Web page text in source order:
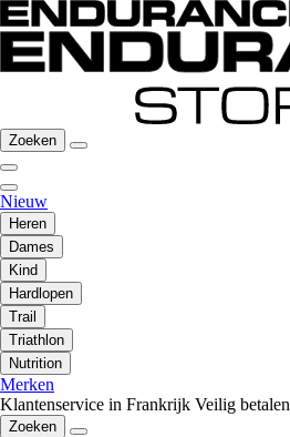
Zoeken
Nieuw
Heren
Dames
Kind
Hardlopen
Trail
Triathlon
Nutrition
Merken
Klantenservice in Frankrijk Veilig betalen
Zoeken